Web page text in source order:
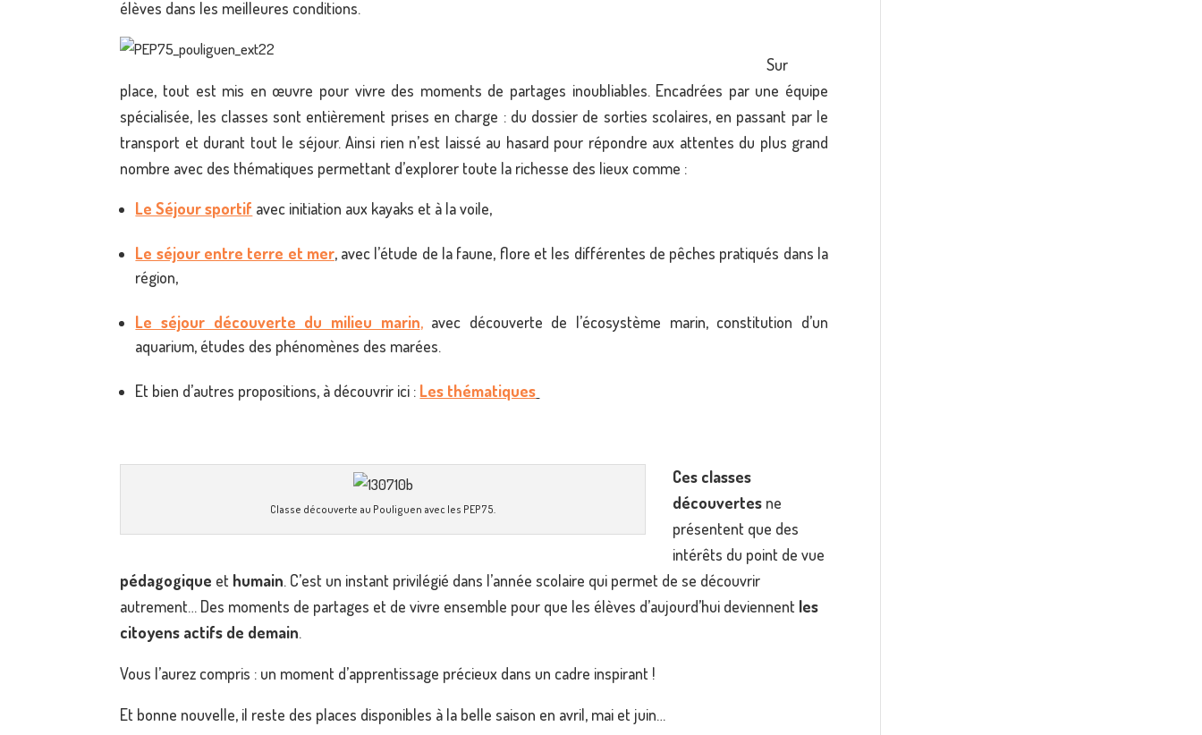
élèves dans les meilleures conditions.
Sur
place, tout est mis en œuvre pour vivre des moments de partages inoubliables. Encadrées par une équipe
spécialisée, les classes sont entièrement prises en charge : du dossier de sorties scolaires, en passant par le
transport et durant tout le séjour. Ainsi rien n’est laissé au hasard pour répondre aux attentes du plus grand
nombre avec des thématiques permettant d’explorer toute la richesse des lieux comme :
Le Séjour sportif avec initiation aux kayaks et à la voile,
Le séjour entre terre et mer, avec l’étude de la faune, flore et les différentes de pêches pratiqués dans la
région,
Le séjour découverte du milieu marin,avec découverte de l’écosystème marin, constitution d’un
aquarium, études des phénomènes des marées.
Et bien d’autres propositions, à découvrir ici : Les thématiques
Classe découverte au Pouliguen avec les PEP75.
Ces classes
découvertes ne
présentent que des
intérêts du point de vue
pédagogique et humain. C’est un instant privilégié dans l’année scolaire qui permet de se découvrir
autrement… Des moments de partages et de vivre ensemble pour que les élèves d’aujourd’hui deviennent les
citoyens actifs de demain.
Vous l’aurez compris : un moment d’apprentissage précieux dans un cadre inspirant !
Et bonne nouvelle, il reste des places disponibles à la belle saison en avril, mai et juin…